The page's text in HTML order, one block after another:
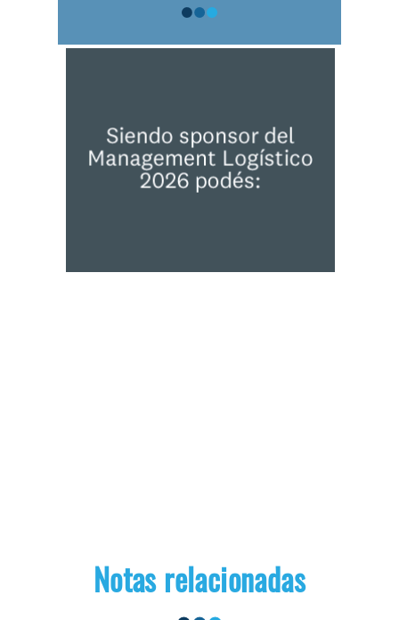
Notas relacionadas